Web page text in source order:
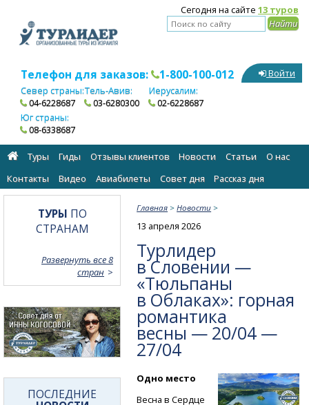
Сегодня на сайте 13 туров
Телефон для заказов: 1-800-100-012
Север страны:
04-6228687
Тель-Авив:
03-6280300
Иерусалим:
02-6228687
Юг страны:
08-6338687
Войти
Туры Гиды Отзывы клиентов Новости Статьи
О нас
Контакты
Видео Авиабилеты Cовет дня Рассказ дня
Главная >Новости >
13 апреля 2026
Турлидер
в Словении —
«Тюльпаны
в Облаках»: горная
романтика
весны — 20/04 —
27/04
Одно место
Весна в Сердце
ТУРЫ ПО
СТРАНАМ
Развернуть все 8
стран
ПОСЛЕДНИЕ